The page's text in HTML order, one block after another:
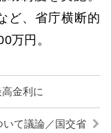
ど、省庁横断的
万円。
金利に
て議論／国交省